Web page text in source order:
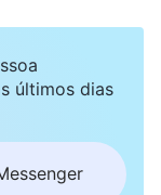
de orar,
das
ela parece
últimos dias